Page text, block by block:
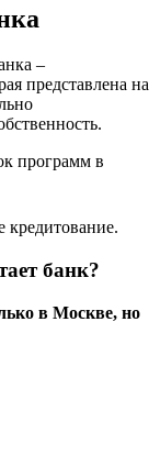
–
представлена на
банк?
в Москве, но